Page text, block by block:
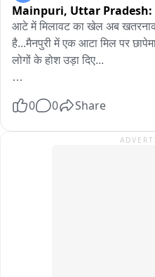
जा रहा है।
Mainpuri, Uttar Pradesh:
आटे में मिलावट का खेल अब
है...मैनपुरी में एक आटा मिल पर
लोगों के होश उड़ा दिए...
मिलावट का खेल चल रहा हो, तो
सेहत से कितना बड़ा खिलवाड़ हुआ?
0 0 Share